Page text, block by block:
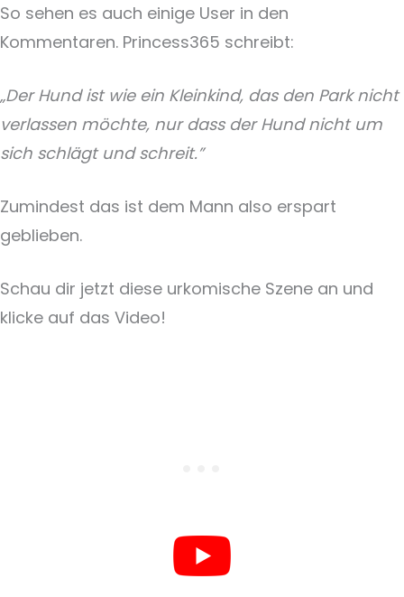
So sehen es auch einige User in den
Kommentaren. Princess365 schreibt:
„Der Hund ist wie ein Kleinkind, das den Park nicht
verlassen möchte, nur dass der Hund nicht um
sich schlägt und schreit.”
Zumindest das ist dem Mann also erspart
geblieben.
Schau dir jetzt diese urkomische Szene an und
klicke auf das Video!